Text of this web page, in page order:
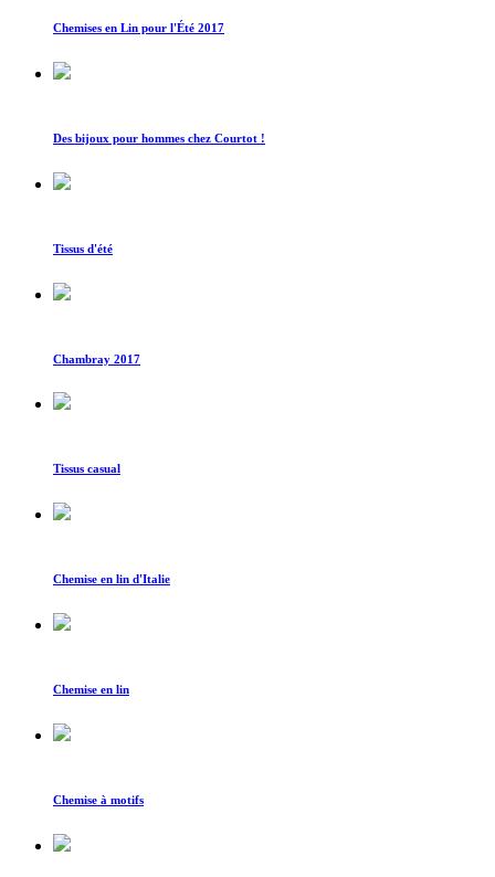
Chemises en Lin pour l'Été 2017
Des bijoux pour hommes chez Courtot !
Tissus d'été
Chambray 2017
Tissus casual
Chemise en lin d'Italie
Chemise en lin
Chemise à motifs